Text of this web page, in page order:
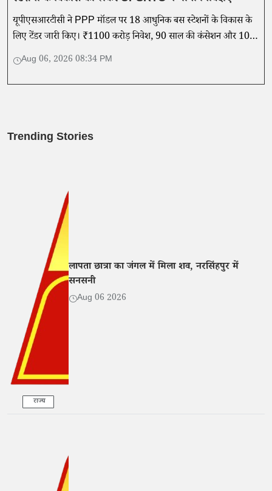
यूपीएसआरटीसी ने PPP मॉडल पर 18 आधुनिक बस स्टेशनों के विकास के
लिए टेंडर जारी किए। ₹1100 करोड़ निवेश, 90 साल की कंसेशन और 10
अगस्त तक आवेदन का अवसर।
Aug 06, 2026 08:34 PM
Trending Stories
राज्य
लापता छात्रा का जंगल में मिला शव, नरसिंहपुर में
सनसनी
Aug 06 2026